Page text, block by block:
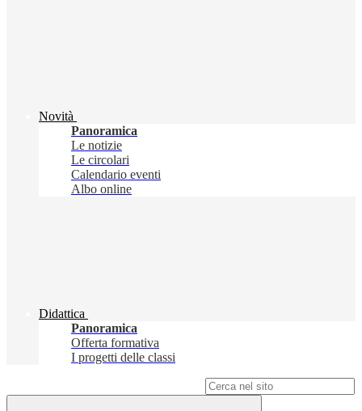
Novità
Panoramica
Le notizie
Le circolari
Calendario eventi
Albo online
Didattica
Panoramica
Offerta formativa
I progetti delle classi